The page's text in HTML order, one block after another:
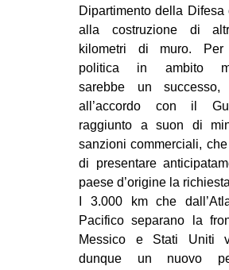
EUROPA
MONDO
EVENTI
in
Fb
tw
bsky
Dipartimento della Difesa
alla costruzione di
kilometri di muro.
politica in ambito
sarebbe un successo,
all’accordo con il
raggiunto a suon di
sanzioni commerciali,
di presentare
paese d’origine la
I 3.000 km che
Pacifico separano la
Messico e Stati Uniti
dunque un nuovo